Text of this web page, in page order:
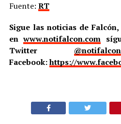
Fuente: RT
Sigue las noticias de
enwww.notifalcon.com
Twitter @notifalcon
Facebook:https://